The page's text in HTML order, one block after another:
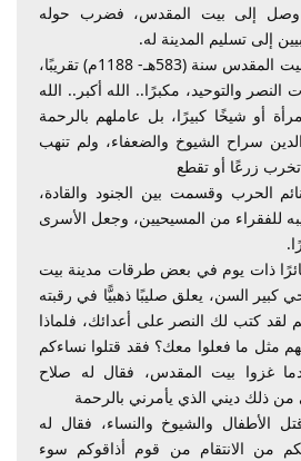
إلى بيت المقدس، فضرب حوله
إلى تسليم المدينة له.
ودخل جيش صلاح الدين بيت المقدس سنة (583هـ- 1188م) تقريبًا،
النصر والتوحيد، مكبرًا.. الله أكبر.. الله
أو شيخًا كبيرًا، بل عاملهم بالرحمة
سراح الشيوخ والضعفاء، ولم تنهب
تخرب زرعًا أو تقطع
الحرب وقسمت بين الجنود والقادة،
للفقراء من المسيحيين، وجعل الأسرى
ذات يوم في بعض طرقات مدينة بيت
السن، يعلق صليبًا ذهبيًّا في رقبته
لقد كتب لك النصر على أعدائك، فلماذا
مثل ما فعلوا معك؟ فقد قتلوا نساءكم
غزوا بيت المقدس، فقال له صلاح
من ذلك ديني الذي يأمرني بالرحمة
الأطفال والشيوخ والنساء، فقال له
من الانتقام من قوم أذاقوكم سوء